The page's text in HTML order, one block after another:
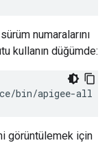
numaralarını
kullanın düğümde:
bin/apigee-all
görüntülemek için